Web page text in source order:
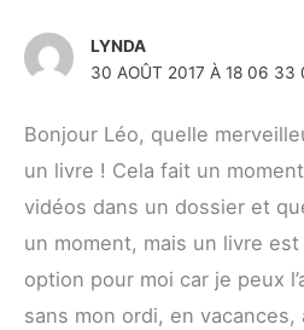
LYNDA
30 AOÛT 2017 À 18 06 33
Bonjour Léo, quelle
un livre ! Cela fait un
vidéos dans un dossier et
un moment, mais un livre
option pour moi car je peux
sans mon ordi, en vacances,